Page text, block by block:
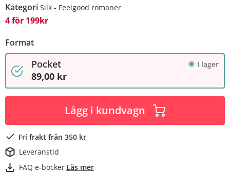
Kategori Silk - Feelgood romaner
4 för 199kr
Format
Pocket I lager
89,00 kr
Lägg i kundvagn
Fri frakt från 350 kr
Leveranstid
FAQ e-böcker Läs mer